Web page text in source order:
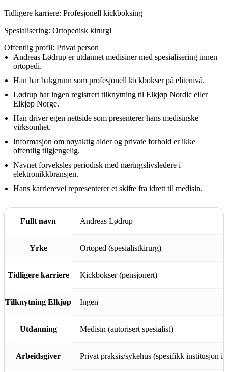
Tidligere karriere: Profesjonell kickboksing
Spesialisering: Ortopedisk kirurgi
Offentlig profil: Privat person
Andreas Lødrup er utdannet medisiner med spesialisering innen
ortopedi.
Han har bakgrunn som profesjonell kickbokser på elitenivå.
Lødrup har ingen registrert tilknytning til Elkjøp Nordic eller
Elkjøp Norge.
Han driver egen nettside som presenterer hans medisinske
virksomhet.
Informasjon om nøyaktig alder og private forhold er ikke
offentlig tilgjengelig.
Navnet forveksles periodisk med næringslivsledere i
elektronikkbransjen.
Hans karrierevei representerer et skifte fra idrett til medisin.
Fullt navn Andreas Lødrup
Yrke Ortoped (spesialistkirurg)
Tidligere karriere Kickbokser (pensjonert)
Tilknytning Elkjøp Ingen
Utdanning Medisin (autorisert spesialist)
Arbeidsgiver Privat praksis/sykehus (spesifikk institusjon